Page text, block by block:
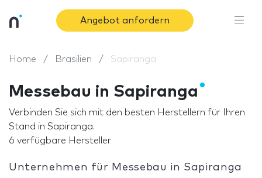
Angebot anfordern
Home Brasilien Sapiranga
Messebau in Sapiranga
Verbinden Sie sich mit den besten Herstellern für Ihren
Stand in Sapiranga.
6 verfügbare Hersteller
Unternehmen für Messebau in Sapiranga